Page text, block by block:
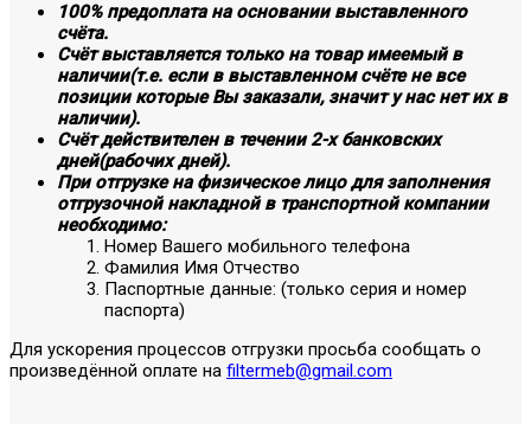
100% предоплата на основании выставленного
счёта.
Счёт выставляется только на товар имеемый в
наличии(т.е. если в выставленном счёте не все
позиции которые Вы заказали, значит у нас нет их в
наличии).
Счёт действителен в течении 2-х банковских
дней(рабочих дней).
При отгрузке на физическое лицо для заполнения
отгрузочной накладной в транспортной компании
необходимо:
Номер Вашего мобильного телефона
Фамилия Имя Отчество
Паспортные данные: (только серия и номер
паспорта)
Для ускорения процессов отгрузки просьба сообщать о
произведённой оплате на filtermeb@gmail.com